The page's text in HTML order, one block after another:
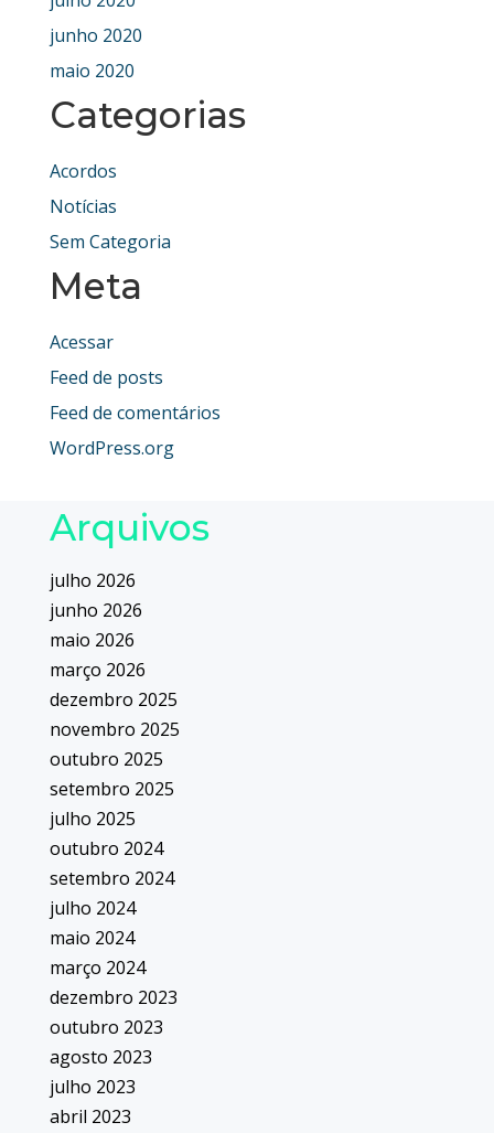
junho 2020
maio 2020
Categorias
Acordos
Notícias
Sem Categoria
Meta
Acessar
Feed de posts
Feed de comentários
WordPress.org
Arquivos
julho 2026
junho 2026
maio 2026
março 2026
dezembro 2025
novembro 2025
outubro 2025
setembro 2025
julho 2025
outubro 2024
setembro 2024
julho 2024
maio 2024
março 2024
dezembro 2023
outubro 2023
agosto 2023
julho 2023
abril 2023